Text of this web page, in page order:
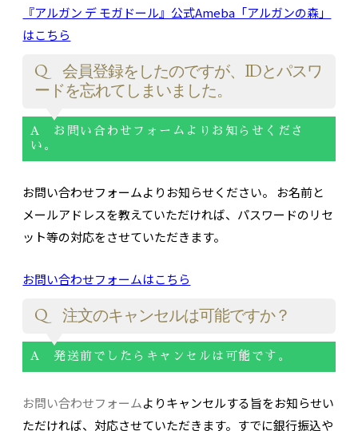
『アルガン デ モガドール』公式Ameba「アルガンの森」
はこちら
Q 会員登録をしたのですが、IDとパスワ
ードを忘れてしまいました。
A お問い合わせフォームよりお知らせくださ
い。
お問い合わせフォームよりお知らせください。 お名前と
メールアドレスを教えていただければ、パスワードのリセ
ット等の対応をさせていただきます。
お問い合わせフォームはこちら
Q 注文のキャンセルは可能ですか？
A 発送前でしたらキャンセルは可能です。
お問い合わせフォームよりキャンセルする旨をお知らせい
ただければ、対応させていただきます。すでに銀行振込や